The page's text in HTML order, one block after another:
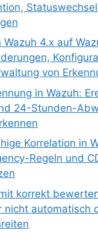
4.x auf
von
in Wazuh:
24-Stunden-
Korrelation in
Regeln und
korrekt
nicht automatisch